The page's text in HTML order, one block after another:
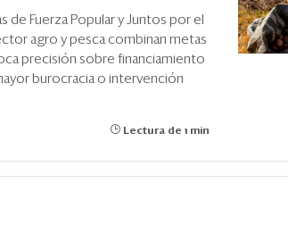
de Fuerza Popular y Juntos por el
agro y pesca combinan metas
precisión sobre financiamiento
burocracia o intervención
Lectura de 1 min